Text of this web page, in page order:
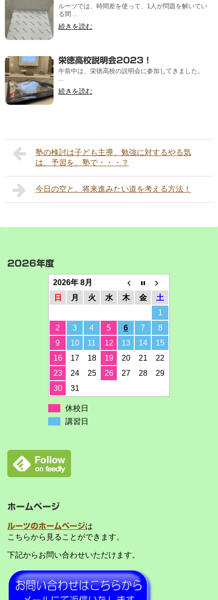
ルーツでは、時間差を使って、1人が問題を解いてい
る間...
続きを読む
栄徳高校説明会2023！
午前中は、栄徳高校の説明会に参加してきました。
...
続きを読む
塾の検討は子ども主導、勉強に対するやる気
は、予習を、塾で・・・？
今日の空と、将来進みたい道を考える方法！
2026年度
2026年 8月
日
月 火 水 木 金
土
1
2
3 4 5 6 7
8
9
10 11 12 13 14
15
16
17 18 19 20 21
22
23
24 25 26 27 28
29
30
31
休校日
講習日
ホームページ
ルーツのホームページは
こちらから見ることができます。
下記からお問い合わせいただけます。